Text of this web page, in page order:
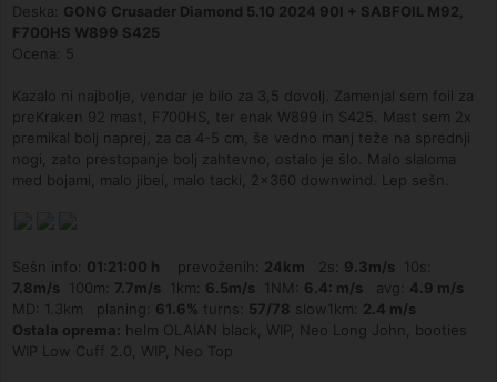
Deska: GONG Crusader Diamond 5.10 2024 90l + SABFOIL M92,
F700HS W899 S425
Ocena: 5
Kazalo ni najbolje, vendar je bilo za 3,5 dovolj. Zamenjal sem foil za
preKraken 92 mast, F700HS, ter enak W899 in S425. Mast sem 2x
premikal bolj naprej, za ca 4-5 cm, še vedno manj teže na sprednji
nogi, zato prestopanje bolj zahtevno, ostalo je šlo. Malo slaloma
med bojami, malo jibei, malo tacki, 2x360 downwind. Lep sešn.
Sešn info: 01:21:00 h prevoženih: 24km 2s: 9.3m/s 10s:
7.8m/s 100m: 7.7m/s 1km: 6.5m/s 1NM: 6.4: m/s avg: 4.9 m/s
MD: 1.3km planing: 61.6% turns: 57/78 slow1km: 2.4 m/s
Ostala oprema: helm OLAIAN black, WIP, Neo Long John, booties
WIP Low Cuff 2.0, WIP, Neo Top